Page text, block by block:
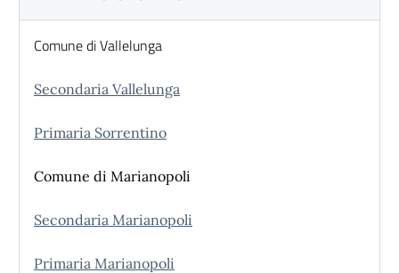
Comune di Vallelunga
Secondaria Vallelunga
Primaria Sorrentino
Comune di Marianopoli
Secondaria Marianopoli
Primaria Marianopoli